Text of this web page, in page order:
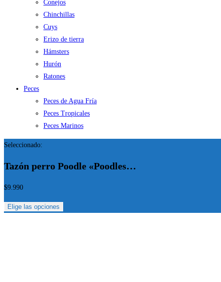
Conejos
Chinchillas
Cuys
Erizo de tierra
Hámsters
Hurón
Ratones
Peces
Peces de Agua Fría
Peces Tropicales
Peces Marinos
Seleccionado:
Tazón perro Poodle «Poodles…
$9.990
Elige las opciones